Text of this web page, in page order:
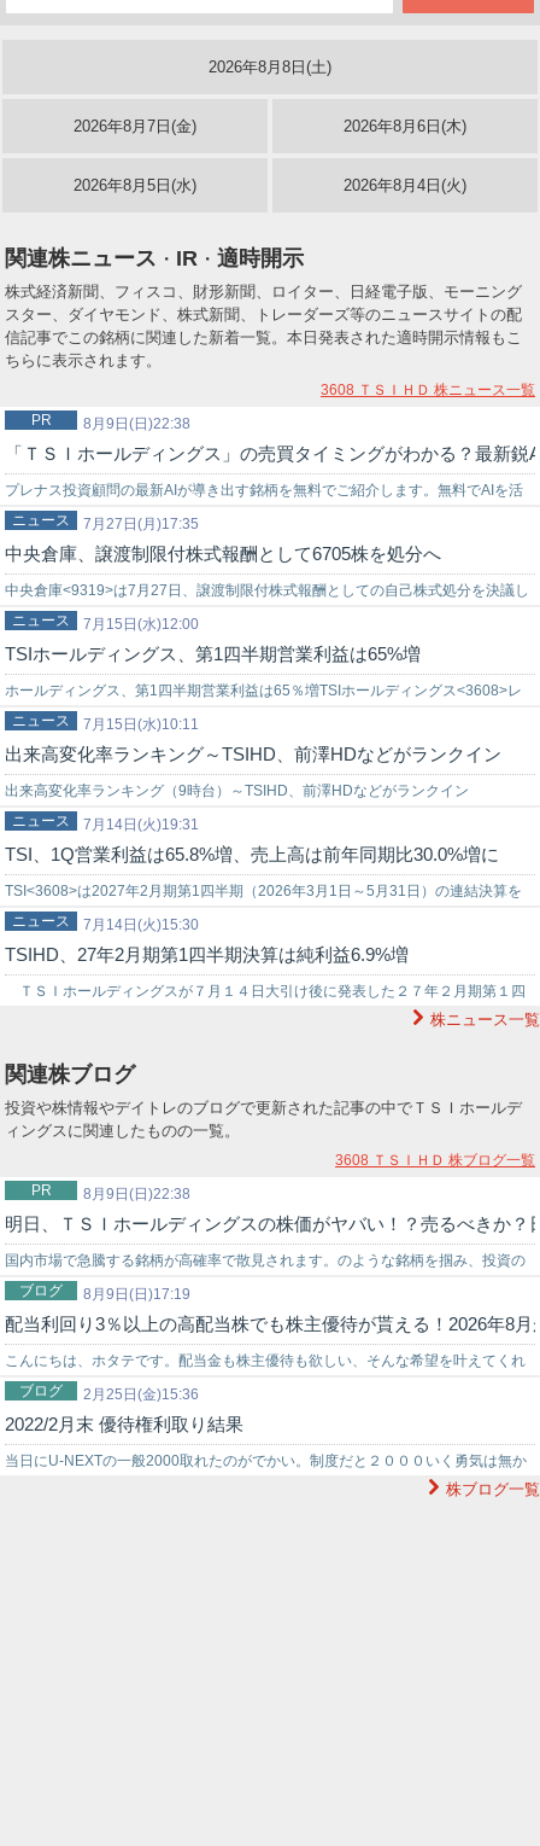
2026年8月8日(土)
2026年8月7日(金) 2026年8月6日(木)
2026年8月5日(水) 2026年8月4日(火)
関連株ニュース ・ IR ・ 適時開示
株式経済新聞、フィスコ、財形新聞、ロイター、日経電子版、モーニング
スター、ダイヤモンド、株式新聞、トレーダーズ等のニュースサイトの配
信記事でこの銘柄に関連した新着一覧。本日発表された適時開示情報もこ
ちらに表示されます。
3608 ＴＳＩＨＤ 株ニュース一覧
8月9日(日)22:38
PR
「ＴＳＩホールディングス」の売買タイミングがわかる？最新
プレナス投資顧問の最新AIが導き出す銘柄を無料でご紹介します。無料でAIを活
用した株式投資を始めてみませんか？上手く使いこなせれば…
7月27日(月)17:35
ニュース
中央倉庫、譲渡制限付株式報酬として6705株を処分へ
中央倉庫<9319>は7月27日、譲渡制限付株式報酬としての自己株式処分を決議し
たと発表した。処分内容は以下の通り。普通株式6705株を1株1862…
7月15日(水)12:00
ニュース
TSIホールディングス、第1四半期営業利益は65%増
ホールディングス、第1四半期営業利益は65％増TSIホールディングス<3608>レ
ディスアパレル。第1四半期決算を発表した。営業利益は25.12億円…
7月15日(水)10:11
ニュース
出来高変化率ランキング～TSIHD、前澤HDなどがランクイン
出来高変化率ランキング（9時台）～TSIHD、前澤HDなどがランクイン
TSIHD<3608>がランクイン（9時37分時点）。大幅高。前日取引終了後に…
7月14日(火)19:31
ニュース
TSI、1Q営業利益は65.8%増、売上高は前年同期比30.0%増に
TSI<3608>は2027年2月期第1四半期（2026年3月1日～5月31日）の連結決算を
発表した。売上高は462億79百万円（前年同期比30.0…
7月14日(火)15:30
ニュース
TSIHD、27年2月期第1四半期決算は純利益6.9%増
ＴＳＩホールディングスが７月１４日大引け後に発表した２７年２月期第１四
半期決算（連結）は売上高４６２億７９００万円（前年同期比３０．０％増）、
株ニュース一覧
関連株ブログ
投資や株情報やデイトレのブログで更新された記事の中でＴＳＩホールデ
ィングスに関連したものの一覧。
3608 ＴＳＩＨＤ 株ブログ一覧
8月9日(日)22:38
PR
明日、ＴＳＩホールディングスの株価がヤバい！？売るべきか
国内市場で急騰する銘柄が高確率で散見されます。のような銘柄を掴み、投資の
世界でチャンスを狙うなら信頼できる投資助言を得ることが重要です。弊社では
投資戦略に困っている初心者の投資家様をサポートする環境を…
8月9日(日)17:19
ブログ
配当利回り3％以上の高配当株でも株主優待が貰える！2026年8
こんにちは、ホタテです。配当金も株主優待も欲しい、そんな希望を叶えてくれ
る8月が権利月の優待銘柄を調べました。配当利回り3%以上の８月優待銘柄配当
利…
2月25日(金)15:36
ブログ
2022/2月末 優待権利取り結果
当日にU-NEXTの一般2000取れたのがでかい。制度だと２０００いく勇気は無か
った。ウィルスコイン経由でアマギフに変換可能。ベクトルも同じくアマギ…
株ブログ一覧